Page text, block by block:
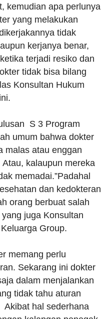
kemudian apa perlunya
yang melakukan
tidak
kerjanya benar,
terjadi resiko dan
tidak bisa bilang
Konsultan Hukum
S 3 Program
umum bahwa dokter
malas atau enggan
kalaupun mereka
memadai.”Padahal
dan kedokteran
orang berbuat salah
juga Konsultan
Group.
memang perlu
Sekarang ini dokter
dalam menjalankan
tidak tahu aturan
Akibat hal sederhana